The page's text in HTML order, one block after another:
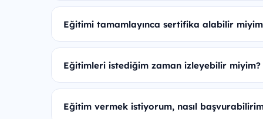
Eğitimi tamamlayınca sertifika alabilir
Eğitimleri istediğim zaman izleyebilir miyim?
Eğitim vermek istiyorum, nasıl